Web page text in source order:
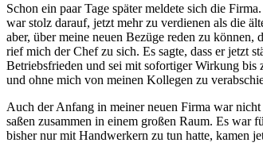
Schon ein paar Tage später meldete sich die
war stolz darauf, jetzt mehr zu verdienen als die
aber, über meine neuen Bezüge reden zu
rief mich der Chef zu sich. Es sagte, dass er jetzt
Betriebsfrieden und sei mit sofortiger Wirkung bis
und ohne mich von meinen Kollegen zu
Auch der Anfang in meiner neuen Firma war
saßen zusammen in einem großen Raum. Es war
bisher nur mit Handwerkern zu tun hatte, kamen